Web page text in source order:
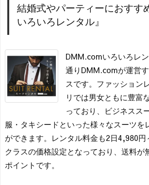
結婚式やパーティーにおすす
いろいろレンタル』
DMM.comいろいろレ
通りDMM.comが運営
スです。ファッション
リでは男女ともに豊富
っており、ビジネスス
服・タキシードといった様々なスーツを
ができます。レンタル料金も2日4,980
クラスの価格設定となっており、送料が
ポイントです。